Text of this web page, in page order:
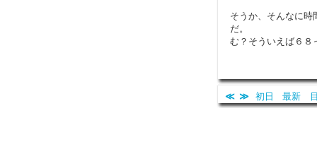
そうか、そんなに時
だ。
む？そういえば６８
≪ ≫ 初日 最新